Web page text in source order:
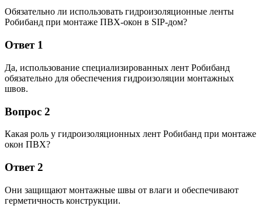
Обязательно ли использовать гидроизоляционные ленты
Робибанд при монтаже ПВХ-окон в SIP-дом?
Ответ 1
Да, использование специализированных лент Робибанд
обязательно для обеспечения гидроизоляции монтажных
швов.
Вопрос 2
Какая роль у гидроизоляционных лент Робибанд при монтаже
окон ПВХ?
Ответ 2
Они защищают монтажные швы от влаги и обеспечивают
герметичность конструкции.